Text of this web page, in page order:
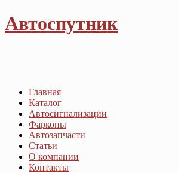
Автоспутник
Главная
Каталог
Автосигнализации
Фаркопы
Автозапчасти
Статьи
О компании
Контакты